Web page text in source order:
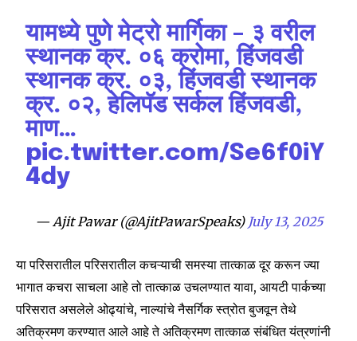
यामध्ये पुणे मेट्रो मार्गिका – ३ वरील
स्थानक क्र. ०६ क्रोमा, हिंजवडी
स्थानक क्र. ०३, हिंजवडी स्थानक
क्र. ०२, हेलिपॅड सर्कल हिंजवडी,
माण…
pic.twitter.com/Se6f0iY
4dy
— Ajit Pawar (@AjitPawarSpeaks) July 13, 2025
या परिसरातील परिसरातील कचऱ्याची समस्या तात्काळ दूर करून ज्या
भागात कचरा साचला आहे तो तात्काळ उचलण्यात यावा, आयटी पार्कच्या
परिसरात असलेले ओढ्यांचे, नाल्यांचे नैसर्गिक स्त्रोत बुजवून तेथे
अतिक्रमण करण्यात आले आहे ते अतिक्रमण तात्काळ संबंधित यंत्रणांनी